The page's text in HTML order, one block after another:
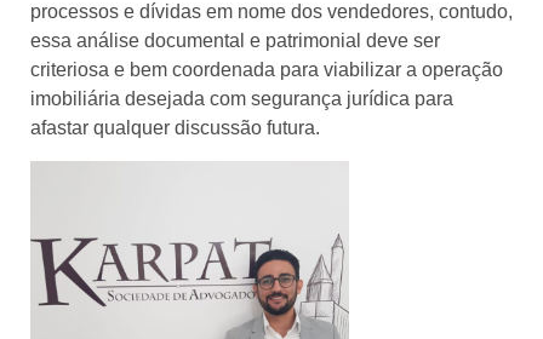
processos e dívidas em nome dos vendedores, contudo,
essa análise documental e patrimonial deve ser
criteriosa e bem coordenada para viabilizar a operação
imobiliária desejada com segurança jurídica para
afastar qualquer discussão futura.